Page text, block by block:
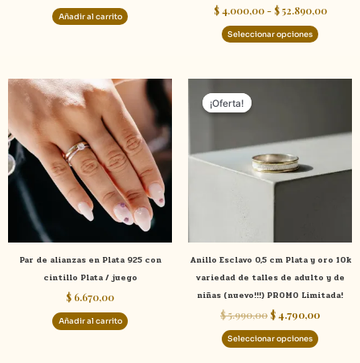
Añadir al carrito
$4.000,00 - $52.890,00
Seleccionar opciones
Par de alianzas en Plata 925 con
cintillo Plata / juego
$ 6.670,00
Añadir al carrito
¡Oferta!
¡Oferta!
Anillo Esclavo 0,5 cm Plata y oro 10k
variedad de talles de adulto y de
niñas (nuevo!!!) PROMO Limitada!
$5.990,00
$ 5.990,00.
$4.790,00
$
Seleccionar opciones
Las
elegir
en
la
página
de